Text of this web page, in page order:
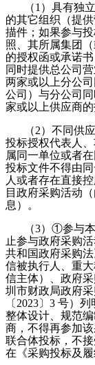
（1）具有独
的其它组织（提
描件；如果参与
照、其所属集团
的授权函或承诺
同时提供总公司
两家或以上分公
公司）与分公司
家或以上供应商
（2）不同供
投标授权代表人
属同一单位或者
投标文件不得由
人或者存在直接
目政府采购活动
息）。
（3）①参与
止参与政府采购
共和国政府采购
信被执行人、重
信主体）、政府
圳市财政局政府
〔2023〕3 号）
整体设计、规范
商，不得再参加
联合体投标，不
在《采购投标及